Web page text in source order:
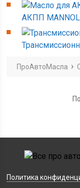
АКПП
ПроАвтоМасла
Политика